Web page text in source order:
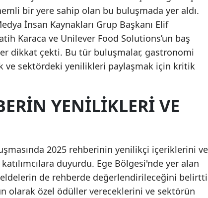
bir yere sahip olan bu buluşmada yer aldı.
İnsan Kaynakları Grup Başkanı Elif
Karaca ve Unilever Food Solutions’un baş
dikkat çekti. Bu tür buluşmalar, gastronomi
ve sektördeki yenilikleri paylaşmak için kritik
YENILIKLERI VE
2025 rehberinin yenilikçi içeriklerini ve
duyurdu. Ege Bölgesi'nde yer alan
de rehberde değerlendirileceğini
olarak özel ödüller vereceklerini ve sektörün